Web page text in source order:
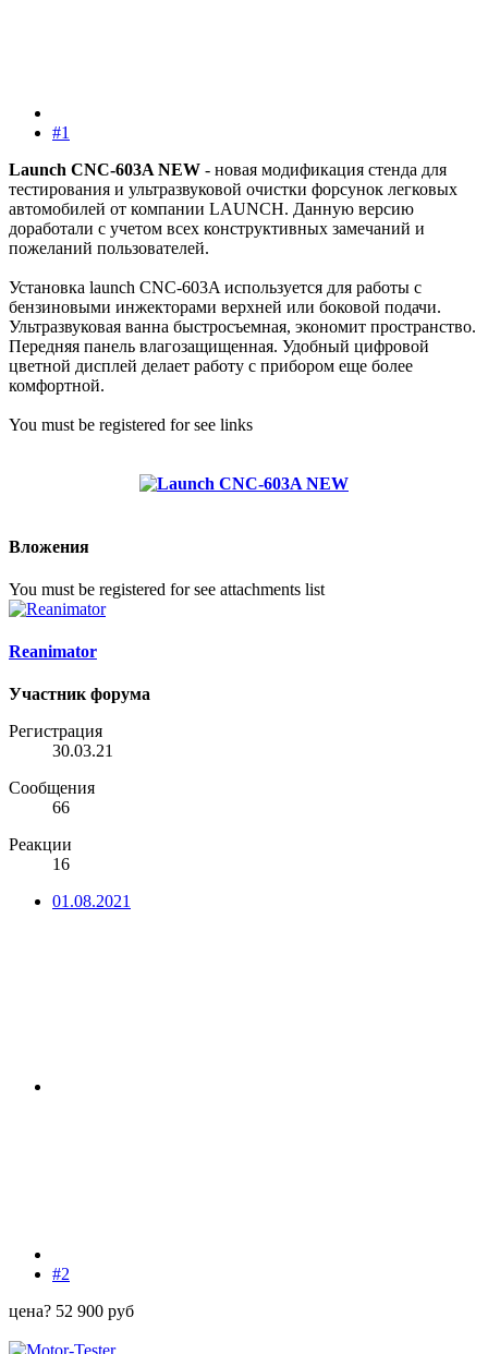
#1
Launch CNC-603A NEW - новая модификация стенда для
тестирования и ультразвуковой очистки форсунок легковых
автомобилей от компании LAUNCH. Данную версию
доработали с учетом всех конструктивных замечаний и
пожеланий пользователей.
Установка launch CNC-603A используется для работы с
бензиновыми инжекторами верхней или боковой подачи.
Ультразвуковая ванна быстросъемная, экономит пространство.
Передняя панель влагозащищенная. Удобный цифровой
цветной дисплей делает работу с прибором еще более
комфортной.
You must be registered for see links
Вложения
You must be registered for see attachments list
Reanimator
Участник форума
Регистрация
30.03.21
Сообщения
66
Реакции
16
01.08.2021
#2
цена? 52 900 руб